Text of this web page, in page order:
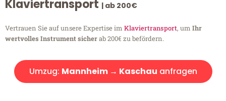
Klaviertransport | ab 200€
Vertrauen Sie auf unsere Expertise im Klaviertransport, um Ihr
wertvolles Instrument sicherab 200€ zu befördern.
Umzug: Mannheim → Kaschau anfragen